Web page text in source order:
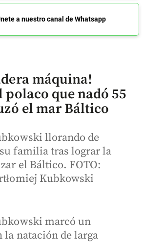
a nuestro canal de Whatsapp
máquina!
polaco que nadó 55
el mar Báltico
llorando de
familia tras lograr la
el Báltico. FOTO:
Kubkowski
marcó un
la natación de larga